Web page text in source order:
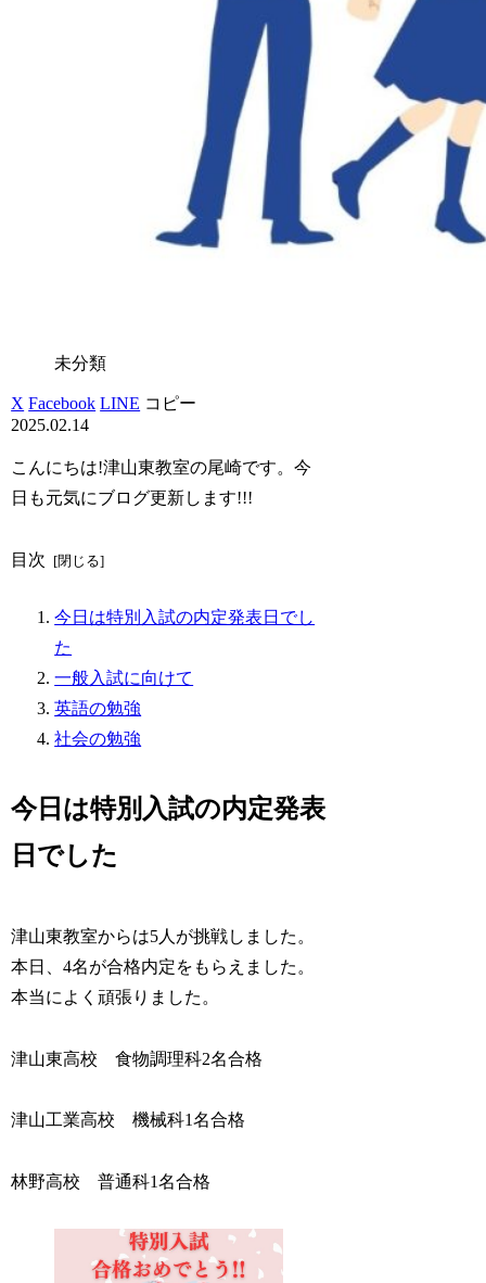
未分類
X Facebook LINE コピー
2025.02.14
こんにちは!津山東教室の尾崎です。今
日も元気にブログ更新します!!!
目次
今日は特別入試の内定発表日でし
た
一般入試に向けて
英語の勉強
社会の勉強
今日は特別入試の内定発表
日でした
津山東教室からは5人が挑戦しました。
本日、4名が合格内定をもらえました。
本当によく頑張りました。
津山東高校 食物調理科2名合格
津山工業高校 機械科1名合格
林野高校 普通科1名合格